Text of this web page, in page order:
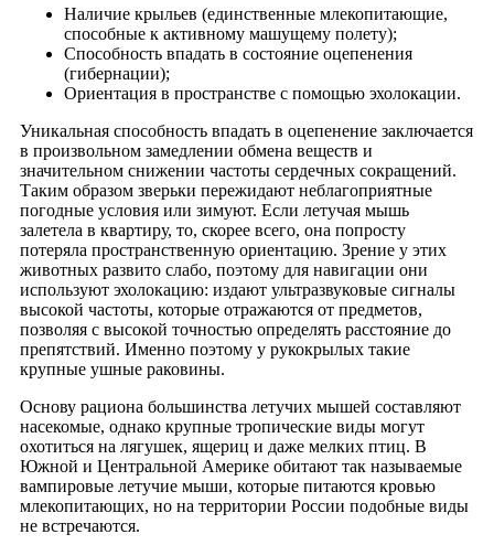
Наличие крыльев (единственные млекопитающие,
способные к активному машущему полету);
Способность впадать в состояние оцепенения
(гибернации);
Ориентация в пространстве с помощью эхолокации.
Уникальная способность впадать в оцепенение заключается
в произвольном замедлении обмена веществ и
значительном снижении частоты сердечных сокращений.
Таким образом зверьки пережидают неблагоприятные
погодные условия или зимуют. Если летучая мышь
залетела в квартиру, то, скорее всего, она попросту
потеряла пространственную ориентацию. Зрение у этих
животных развито слабо, поэтому для навигации они
используют эхолокацию: издают ультразвуковые сигналы
высокой частоты, которые отражаются от предметов,
позволяя с высокой точностью определять расстояние до
препятствий. Именно поэтому у рукокрылых такие
крупные ушные раковины.
Основу рациона большинства летучих мышей составляют
насекомые, однако крупные тропические виды могут
охотиться на лягушек, ящериц и даже мелких птиц. В
Южной и Центральной Америке обитают так называемые
вампировые летучие мыши, которые питаются кровью
млекопитающих, но на территории России подобные виды
не встречаются.